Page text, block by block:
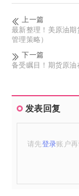
上一篇
最新整理！美原油
管理策略）
下一篇
备受瞩目！期货原
发表回复
请先登录账户